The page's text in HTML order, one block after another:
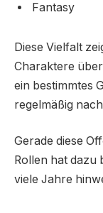
Fantasy
Diese Vielfalt
Charaktere
ein bestimmtes
regelmäßig
Gerade diese
Rollen hat dazu
viele Jahre